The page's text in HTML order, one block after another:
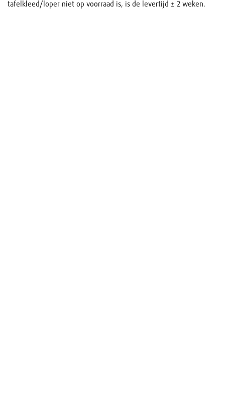
tafelkleed/loper niet op voorraad is, is de levertijd ± 2 weken.